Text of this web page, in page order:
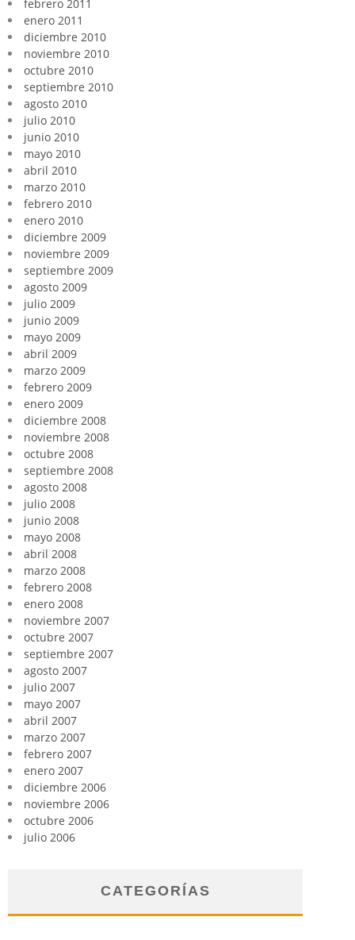
febrero 2011
enero 2011
diciembre 2010
noviembre 2010
octubre 2010
septiembre 2010
agosto 2010
julio 2010
junio 2010
mayo 2010
abril 2010
marzo 2010
febrero 2010
enero 2010
diciembre 2009
noviembre 2009
septiembre 2009
agosto 2009
julio 2009
junio 2009
mayo 2009
abril 2009
marzo 2009
febrero 2009
enero 2009
diciembre 2008
noviembre 2008
octubre 2008
septiembre 2008
agosto 2008
julio 2008
junio 2008
mayo 2008
abril 2008
marzo 2008
febrero 2008
enero 2008
noviembre 2007
octubre 2007
septiembre 2007
agosto 2007
julio 2007
mayo 2007
abril 2007
marzo 2007
febrero 2007
enero 2007
diciembre 2006
noviembre 2006
octubre 2006
julio 2006
CATEGORÍAS